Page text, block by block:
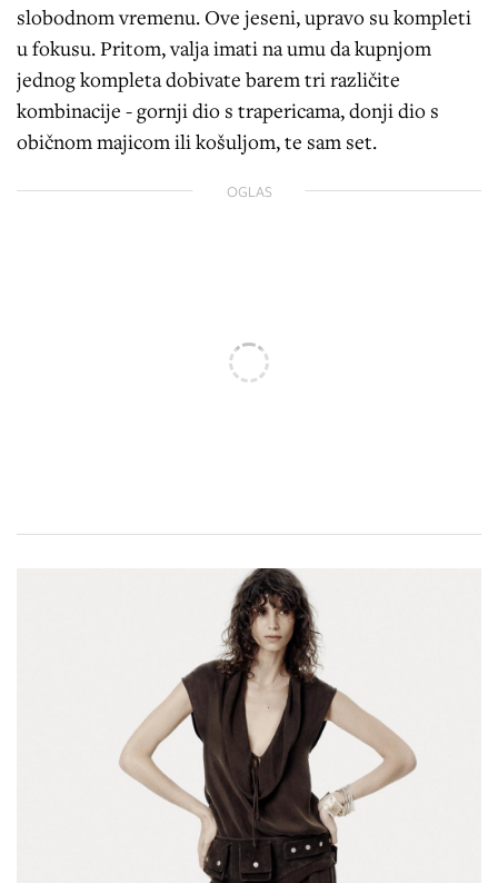
slobodnom vremenu. Ove jeseni, upravo su kompleti
u fokusu. Pritom, valja imati na umu da kupnjom
jednog kompleta dobivate barem tri različite
kombinacije - gornji dio s trapericama, donji dio s
običnom majicom ili košuljom, te sam set.
OGLAS